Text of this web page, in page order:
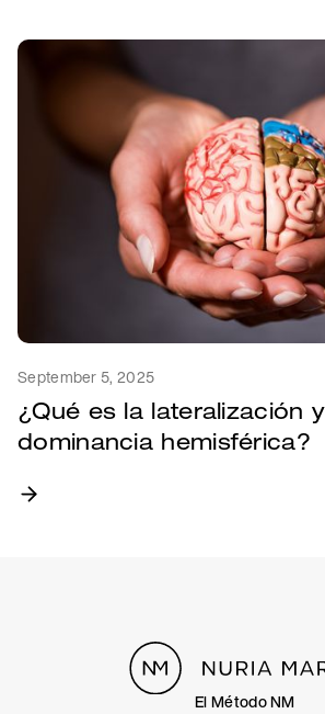
September 5, 2025
¿Qué es la lateralización
dominancia hemisférica?
El Método NM